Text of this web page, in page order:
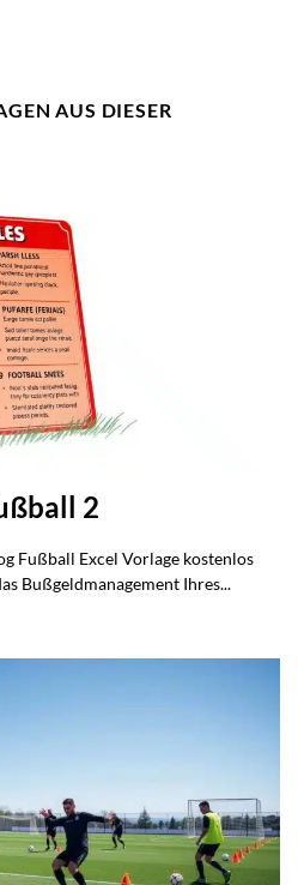
AUS DIESER
2
Fußball Excel Vorlage kostenlos
Bußgeldmanagement Ihres...